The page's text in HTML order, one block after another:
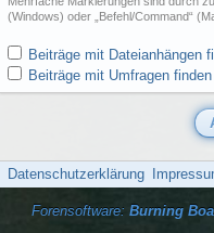
(Windows) oder „Befehl/Command“
Beiträge mit Dateianhängen
Beiträge mit Umfragen finden
Datenschutzerklärung
Forensoftware: Burning